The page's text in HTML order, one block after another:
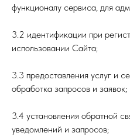
функционалу сервиса, для
3.2 идентификации при
использовании Сайта;
3.3 предоставления услуг и
обработка запросов и заявок;
3.4 установления обратной
уведомлений и запросов;